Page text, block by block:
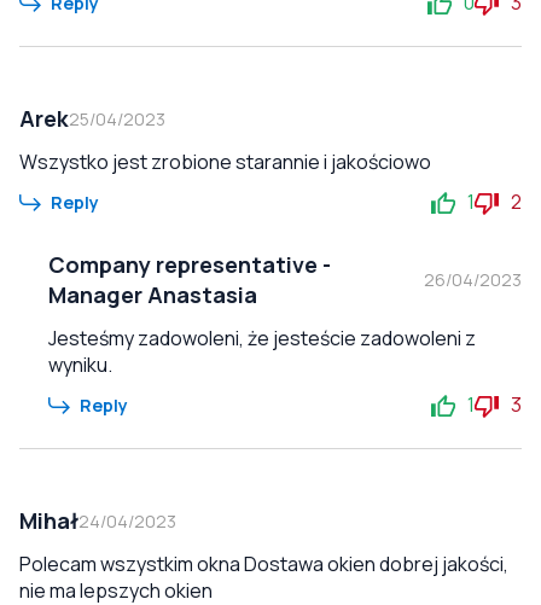
Arek25/04/2023
Wszystko jest zrobione starannie i jakościowo
Reply 1 2
Company representative -
Manager Anastasia
26/04/2023
Jesteśmy zadowoleni, że jesteście zadowoleni z
wyniku.
Reply 1 3
Mihał24/04/2023
Polecam wszystkim okna Dostawa okien dobrej jakości,
nie ma lepszych okien